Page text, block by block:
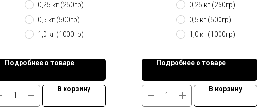
0,25 кг (250гр)
0,5 кг (500гр)
1,0 кг (1000гр)
Подробнее о товаре
В корзину
0,25 кг (250гр)
0,5 кг (500гр)
1,0 кг (1000гр)
Подробнее о товаре
В корзину